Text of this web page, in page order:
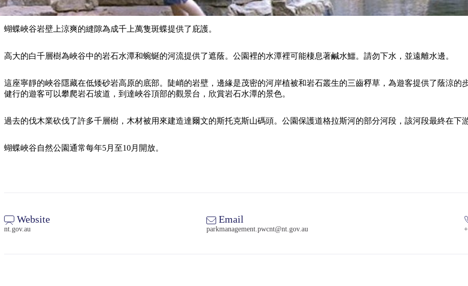
蝴蝶峽谷岩壁上涼爽的縫隙為成千上萬隻斑蝶提供了庇護。
高大的白千層樹為峽谷中的岩石水潭和蜿蜒的河流提供了遮蔭。公園裡的水潭裡可能棲息著鹹水鱷。請勿下水，並遠離水邊。
這座寧靜的峽谷隱藏在低矮砂岩高原的底部。陡峭的岩壁，邊緣是茂密的河岸植被和岩石叢生的三齒稃草，為遊客提供了蔭涼的
健行的遊客可以攀爬岩石坡道，到達峽谷頂部的觀景台，欣賞岩石水潭的景色。
過去的伐木業砍伐了許多千層樹，木材被用來建造達爾文的斯托克斯山碼頭。公園保護道格拉斯河的部分河段，該河段最終在下
蝴蝶峽谷自然公園通常每年5月至10月開放。
Website
nt.gov.au
Email
parkmanagement.pwcnt@nt.gov.au